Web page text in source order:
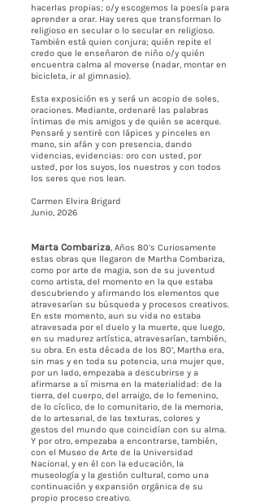
hacerlas propias; o/y escogemos la poesía para
aprender a orar. Hay seres que transforman lo
religioso en secular o lo secular en religioso.
También está quien conjura; quién repite el
credo que le enseñaron de niño o/y quién
encuentra calma al moverse (nadar, montar en
bicicleta, ir al gimnasio).
Esta exposición es y será un acopio de soles,
oraciones. Mediante, ordenaré las palabras
íntimas de mis amigos y de quién se acerque.
Pensaré y sentiré con lápices y pinceles en
mano, sin afán y con presencia, dando
videncias, evidencias: oro con usted, por
usted, por los suyos, los nuestros y con todos
los seres que nos lean.
Carmen Elvira Brigard
Junio, 2026
Marta Combariza, Años 80’s Curiosamente
estas obras que llegaron de Martha Combariza,
como por arte de magia, son de su juventud
como artista, del momento en la que estaba
descubriendo y afirmando los elementos que
atravesarían su búsqueda y procesos creativos.
En este momento, aun su vida no estaba
atravesada por el duelo y la muerte, que luego,
en su madurez artística, atravesarían, también,
su obra. En esta década de los 80’, Martha era,
sin mas y en toda su potencia, una mujer que,
por un lado, empezaba a descubrirse y a
afirmarse a sí misma en la materialidad: de la
tierra, del cuerpo, del arraigo, de lo femenino,
de lo cíclico, de lo comunitario, de la memoria,
de lo artesanal, de las texturas, colores y
gestos del mundo que coincidían con su alma.
Y por otro, empezaba a encontrarse, también,
con el Museo de Arte de la Universidad
Nacional, y en él con la educación, la
museología y la gestión cultural, como una
continuación y expansión orgánica de su
propio proceso creativo.